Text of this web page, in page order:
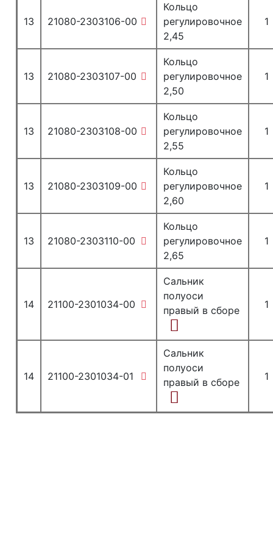
13 21080-2303106-00
Кольцо
регулировочное
2,45
1
13 21080-2303107-00
Кольцо
регулировочное
2,50
1
13 21080-2303108-00
Кольцо
регулировочное
2,55
1
13 21080-2303109-00
Кольцо
регулировочное
2,60
1
13 21080-2303110-00
Кольцо
регулировочное
2,65
1
14 21100-2301034-00
Сальник
полуоси
правый в сборе
1
14 21100-2301034-01
Сальник
полуоси
правый в сборе
1